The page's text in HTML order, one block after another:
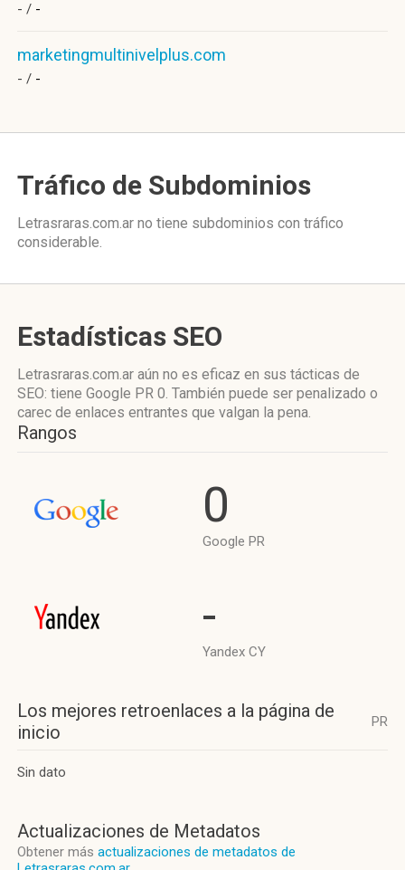
- / -
marketingmultinivelplus.com
- / -
Tráfico de Subdominios
Letrasraras.com.ar no tiene subdominios con tráfico
considerable.
Estadísticas SEO
Letrasraras.com.ar aún no es eficaz en sus tácticas de
SEO: tiene Google PR 0. También puede ser penalizado o
carec de enlaces entrantes que valgan la pena.
Rangos
0
Google PR
-
Yandex CY
Los mejores retroenlaces a la página de
inicio
PR
Sin dato
Actualizaciones de Metadatos
Obtener más actualizaciones de metadatos de